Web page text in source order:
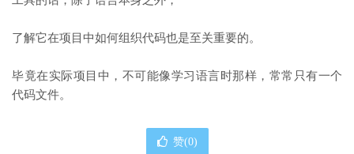
了解它在项目中如何组织代码也是至关重要的。
毕竟在实际项目中，不可能像学习语言时那样，常常只有一个
代码文件。
赞(0)